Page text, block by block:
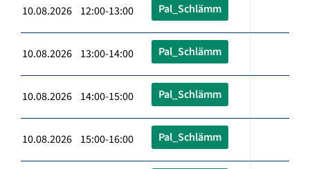
10.08.2026 12:00-13:00 Pal_Schlämm
10.08.2026 13:00-14:00 Pal_Schlämm
10.08.2026 14:00-15:00 Pal_Schlämm
10.08.2026 15:00-16:00 Pal_Schlämm